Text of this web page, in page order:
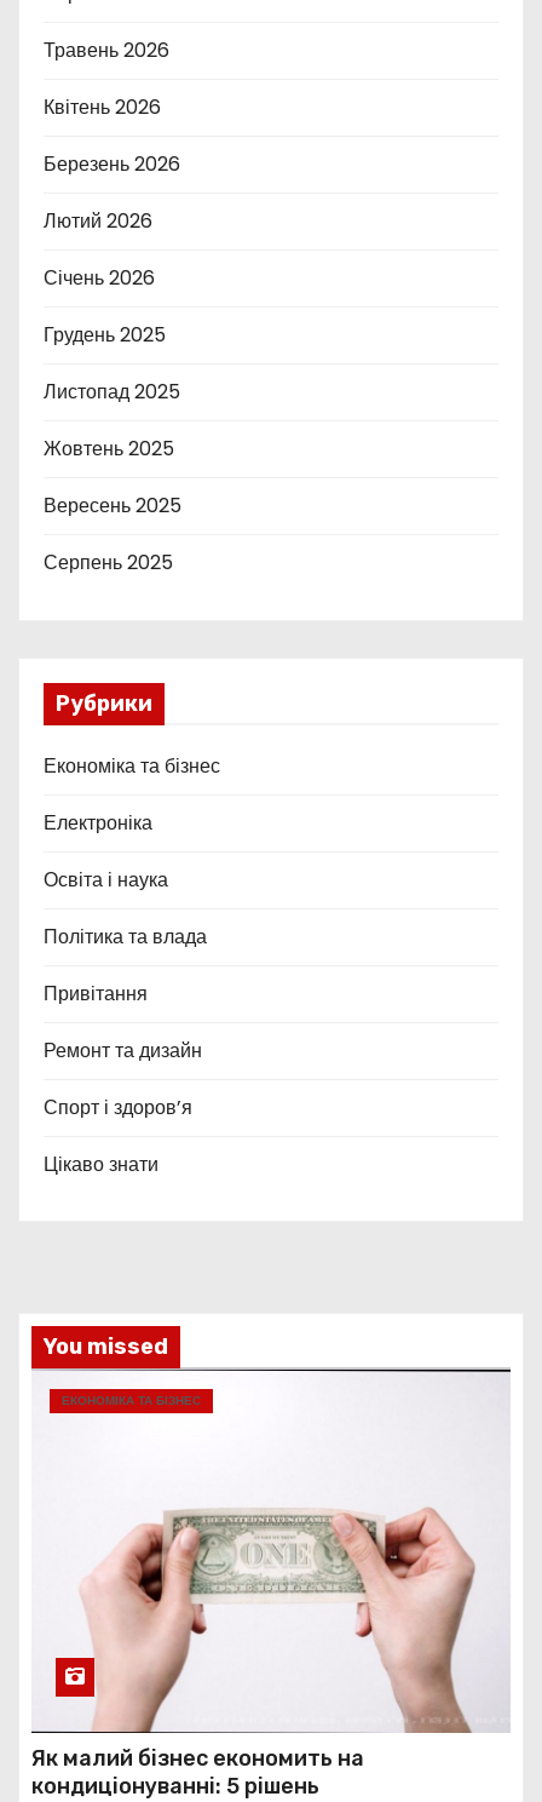
Травень 2026
Квітень 2026
Березень 2026
Лютий 2026
Січень 2026
Грудень 2025
Листопад 2025
Жовтень 2025
Вересень 2025
Серпень 2025
Рубрики
Економіка та бізнес
Електроніка
Освіта і наука
Політика та влада
Привітання
Ремонт та дизайн
Спорт і здоров’я
Цікаво знати
You missed
ЕКОНОМІКА ТА БІЗНЕС
Як малий бізнес економить на
кондиціонуванні: 5 рішень